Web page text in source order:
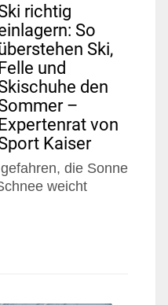
richtig
So
Ski,
und
den
–
von
Kaiser
die Sonne
weicht